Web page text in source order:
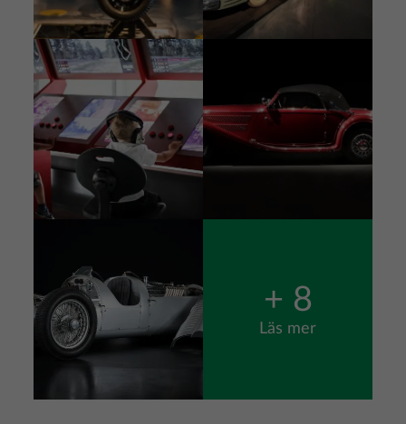
Bild Bild
+ 8
Läs mer